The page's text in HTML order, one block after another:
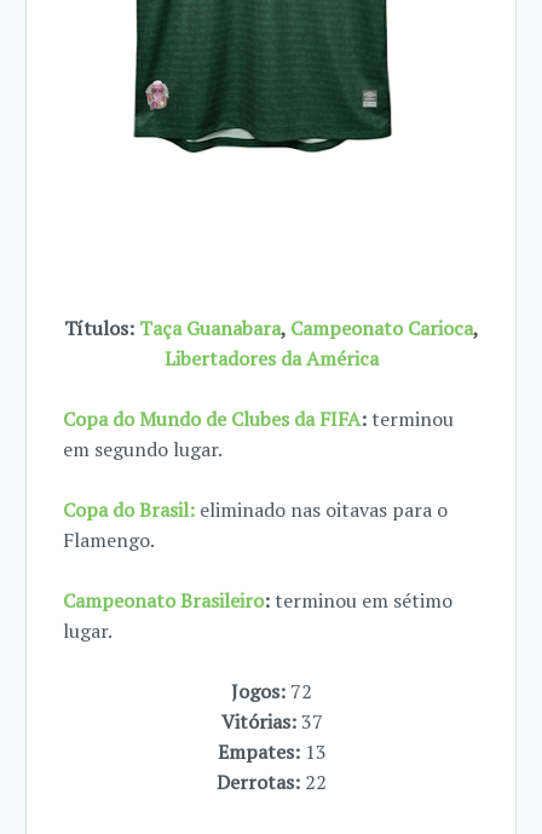
Títulos: Taça Guanabara, Campeonato Carioca,
Libertadores da América
Copa do Mundo de Clubes da FIFA: terminou
em segundo lugar.
Copa do Brasil: eliminado nas oitavas para o
Flamengo.
Campeonato Brasileiro: terminou em sétimo
lugar.
Jogos: 72
Vitórias:37
Empates:13
Derrotas: 22